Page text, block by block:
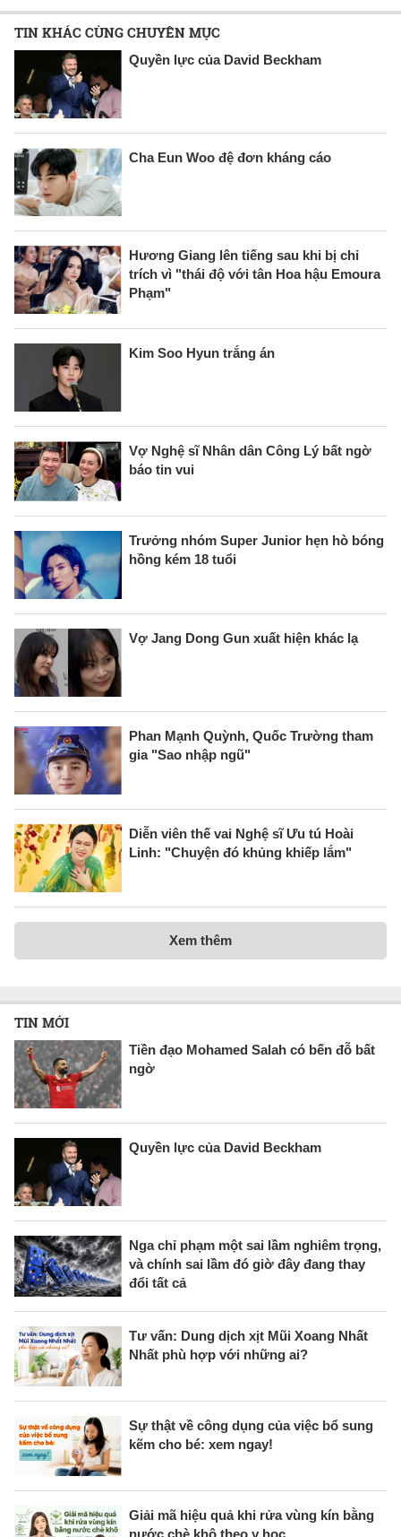
TIN KHÁC CÙNG CHUYÊN MỤC
Quyền lực của David Beckham
Cha Eun Woo đệ đơn kháng cáo
Hương Giang lên tiếng sau khi bị chỉ
trích vì "thái độ với tân Hoa hậu Emoura
Phạm"
Kim Soo Hyun trắng án
Vợ Nghệ sĩ Nhân dân Công Lý bất ngờ
báo tin vui
Trưởng nhóm Super Junior hẹn hò bóng
hồng kém 18 tuổi
Vợ Jang Dong Gun xuất hiện khác lạ
Phan Mạnh Quỳnh, Quốc Trường tham
gia "Sao nhập ngũ"
Diễn viên thế vai Nghệ sĩ Ưu tú Hoài
Linh: "Chuyện đó khủng khiếp lắm"
Xem thêm
TIN MỚI
Tiền đạo Mohamed Salah có bến đỗ bất
ngờ
Quyền lực của David Beckham
Nga chỉ phạm một sai lầm nghiêm trọng,
và chính sai lầm đó giờ đây đang thay
đổi tất cả
Tư vấn: Dung dịch xịt Mũi Xoang Nhất
Nhất phù hợp với những ai?
Sự thật về công dụng của việc bổ sung
kẽm cho bé: xem ngay!
Giải mã hiệu quả khi rửa vùng kín bằng